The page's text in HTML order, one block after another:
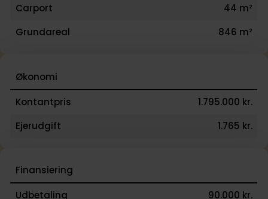
Carport
44 m²
Grundareal
846 m²
Økonomi
Kontantpris
1.795.000 kr.
Ejerudgift
1.765 kr.
Finansiering
Udbetaling
90.000 kr.